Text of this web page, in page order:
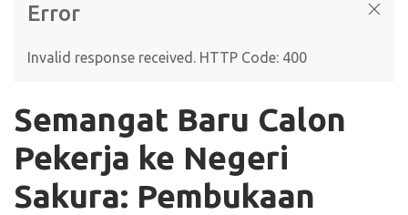
Error
Invalid response received. HTTP Code: 400
Semangat Baru Calon
Pekerja ke Negeri
Sakura: Pembukaan